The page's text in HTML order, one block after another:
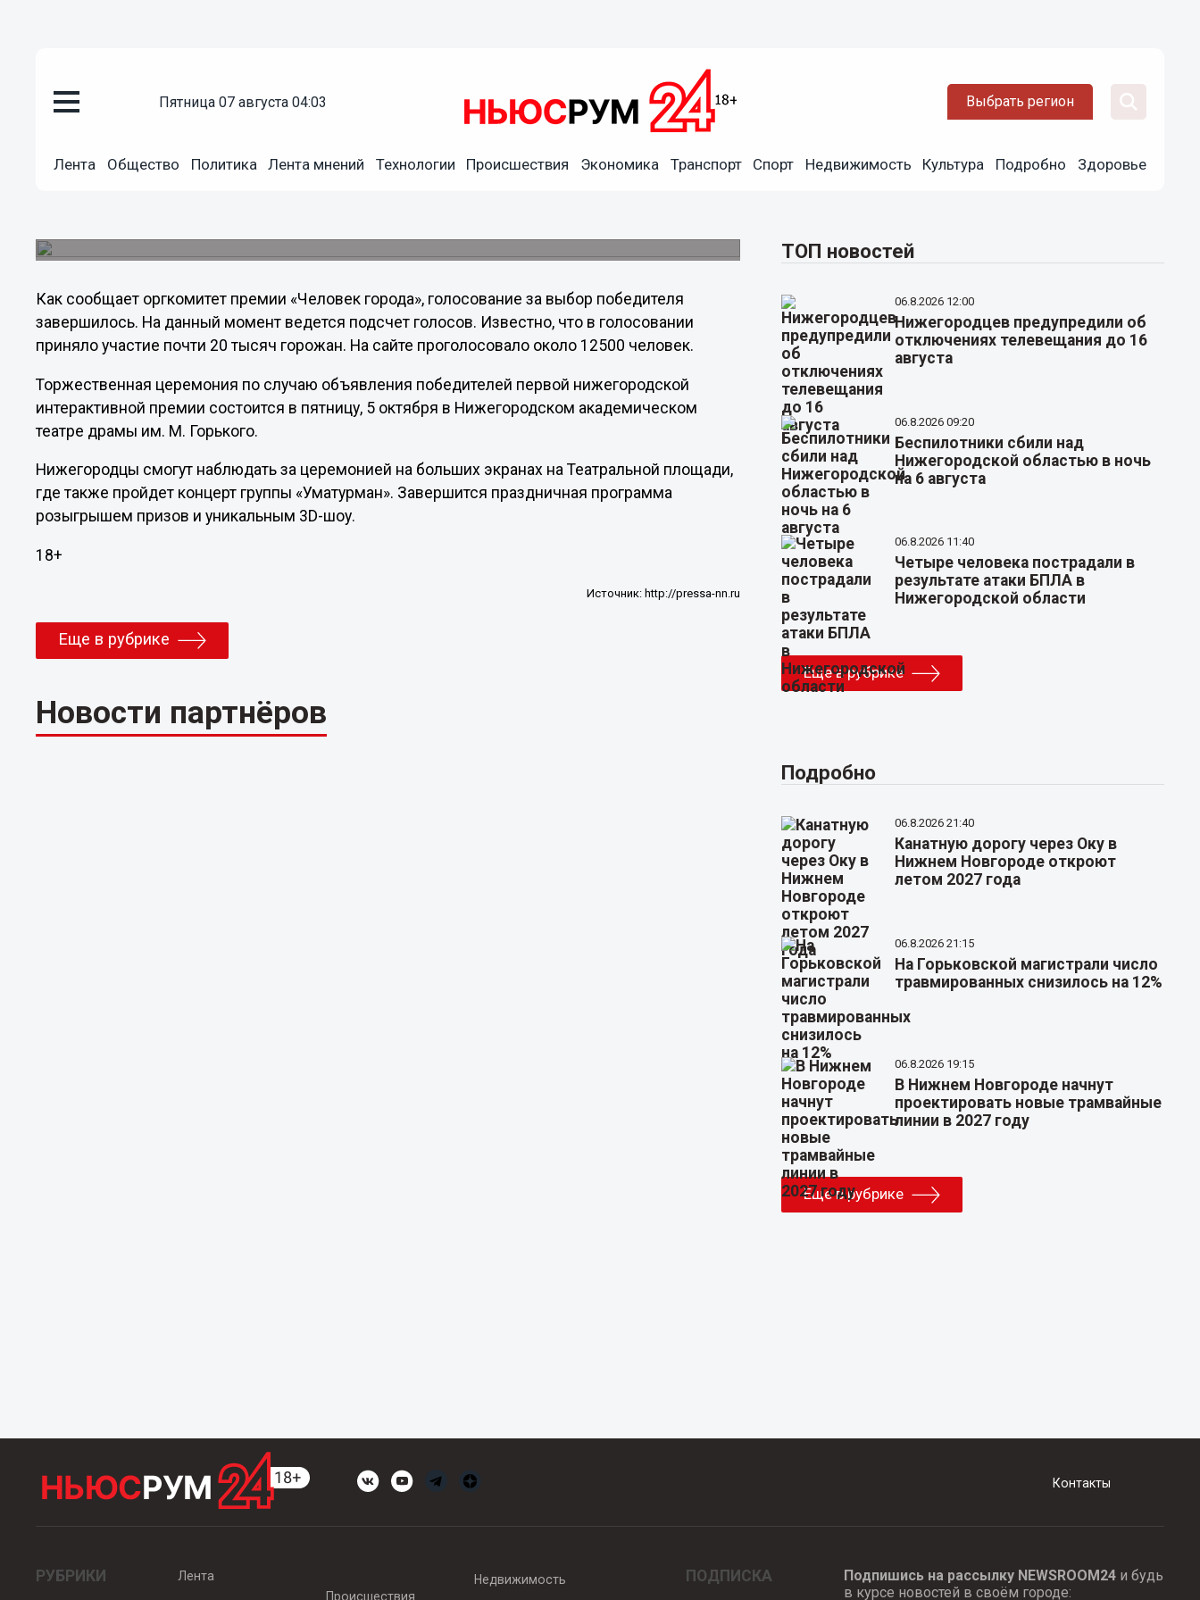
пятница 07 августа 04:03 Выбрать регион
Лента Общество Политика Лента мнений Технологии Происшествия Экономика Транспорт Спорт Недвижимость Культура Подробно Здоровье
Голосование за номинантов нижегородской премии
Как сообщает оргкомитет премии «Человек города», голосование за выбор победителя
завершилось. На данный момент ведется подсчет голосов. Известно, что в голосовании
приняло участие почти 20 тысяч горожан. На сайте проголосовало около 12500 человек.
Торжественная церемония по случаю объявления победителей первой нижегородской
интерактивной премии состоится в пятницу, 5 октября в Нижегородском академическом
театре драмы им. М. Горького.
Нижегородцы смогут наблюдать за церемонией на больших экранах на Театральной площади,
где также пройдет концерт группы «Уматурман». Завершится праздничная программа
розыгрышем призов и уникальным 3D-шоу.
18+
Источник: http://pressa-nn.ru
Еще в рубрике
Новости партнёров
ТОП новостей
06.8.2026 12:00
Нижегородцев предупредили об
отключениях телевещания до 16
августа
06.8.2026 09:20
Беспилотники сбили над
Нижегородской областью в ночь
на 6 августа
06.8.2026 11:40
Четыре человека пострадали в
результате атаки БПЛА в
Нижегородской области
Еще в рубрике
Подробно
06.8.2026 21:40
Канатную дорогу через Оку в
Нижнем Новгороде откроют
летом 2027 года
06.8.2026 21:15
На Горьковской магистрали число
травмированных снизилось на 12%
06.8.2026 19:15
В Нижнем Новгороде начнут
проектировать новые трамвайные
линии в 2027 году
Еще в рубрике
Контакты
РУБРИКИ
Лента
Происшествия
Недвижимость ПОДПИСКА Подпишись на рассылку NEWSROOM24и будь
в курсе новостей в своём городе: